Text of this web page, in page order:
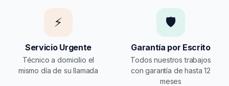
⚡
Servicio Urgente
Técnico a domicilio el
mismo día de su llamada
🛡️
Garantía por Escrito
Todos nuestros trabajos
con garantía de hasta 12
meses